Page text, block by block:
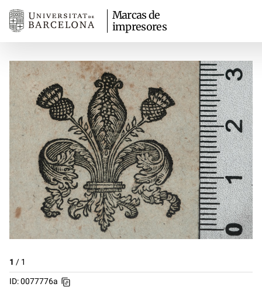
Marcas de
impresores
1 / 1
ID: 0077776a